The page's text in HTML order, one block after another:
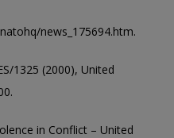
news_175694.htm.
1325 (2000), United
in Conflict – United